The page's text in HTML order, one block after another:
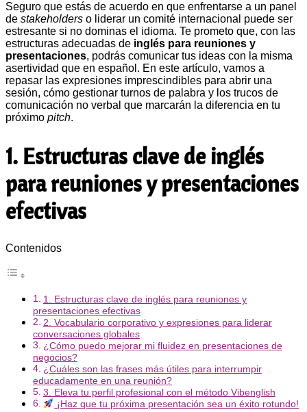
Seguro que estás de acuerdo en que enfrentarse a un panel
de stakeholders o liderar un comité internacional puede ser
estresante si no dominas el idioma. Te prometo que, con las
estructuras adecuadas de inglés para reuniones y
presentaciones, podrás comunicar tus ideas con la misma
asertividad que en español. En este artículo, vamos a
repasar las expresiones imprescindibles para abrir una
sesión, cómo gestionar turnos de palabra y los trucos de
comunicación no verbal que marcarán la diferencia en tu
próximo pitch.
1. Estructuras clave de inglés
para reuniones y presentaciones
efectivas
Contenidos
1. Estructuras clave de inglés para reuniones y
presentaciones efectivas
2. Vocabulario corporativo y expresiones para liderar
conversaciones globales
¿Cómo puedo mejorar mi fluidez en presentaciones de
negocios?
¿Cuáles son las frases más útiles para interrumpir
educadamente en una reunión?
3. Eleva tu perfil profesional con el método Vibenglish
¡Haz que tu próxima presentación sea un éxito rotundo!